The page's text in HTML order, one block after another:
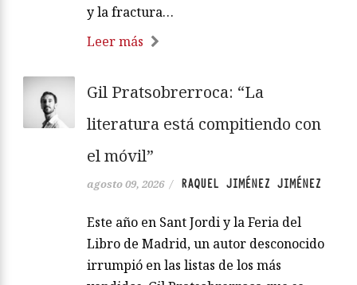
y la fractura…
Leer más
Gil Pratsobrerroca: “La
literatura está compitiendo con
el móvil”
agosto 09, 2026 / RAQUEL JIMÉNEZ JIMÉNEZ
Este año en Sant Jordi y la Feria del
Libro de Madrid, un autor desconocido
irrumpió en las listas de los más